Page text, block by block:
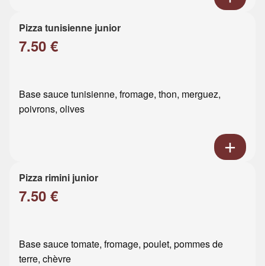
Pizza tunisienne junior
7.50 €
Base sauce tunisienne, fromage, thon, merguez,
poivrons, olives
Pizza rimini junior
7.50 €
Base sauce tomate, fromage, poulet, pommes de
terre, chèvre